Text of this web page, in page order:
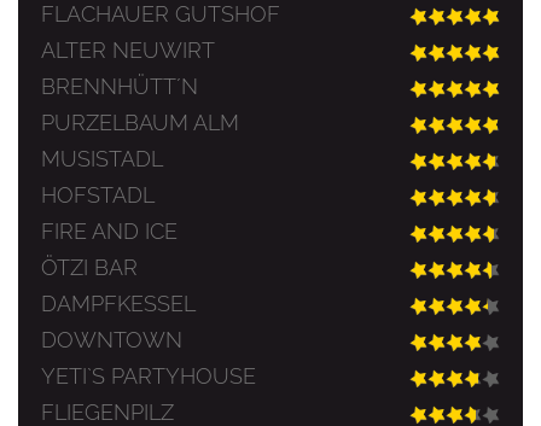
FLACHAUER GUTSHOF
ALTER NEUWIRT
BRENNHÜTT´N
PURZELBAUM ALM
MUSISTADL
HOFSTADL
FIRE AND ICE
ÖTZI BAR
DAMPFKESSEL
DOWNTOWN
YETI`S PARTYHOUSE
FLIEGENPILZ